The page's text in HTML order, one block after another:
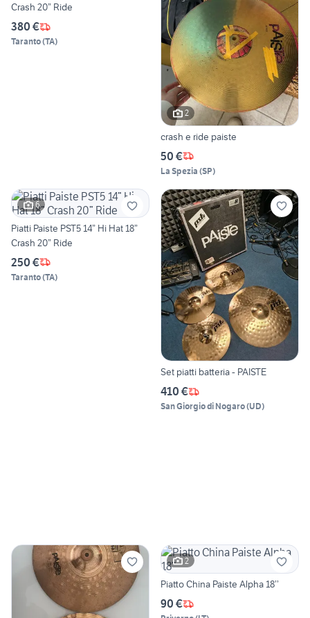
Crash 20” Ride
380 €
Taranto(TA)
2
crash e ride paiste
50 €
La Spezia (SP)
6
Piatti Paiste PST5 14” Hi Hat 18”
Crash 20” Ride
250 €
Taranto(TA)
Set piatti batteria - PAISTE
410 €
San Giorgio di Nogaro(UD)
2
Piatto China Paiste Alpha 18’’
90 €